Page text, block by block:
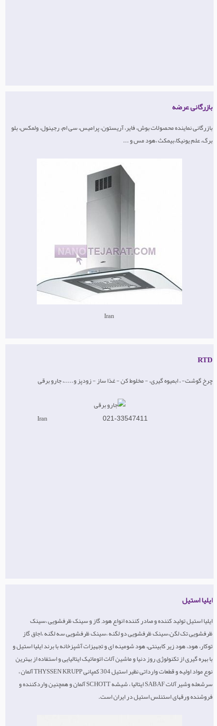
بازرگانی عرضه
بازرگانی نماینده محصولات بوش، فایر، آریستون، پرامیس، سی ام، رجینول، ولمکس، بلو
برگ، علم یونیکا،بیمکث ،هود مس و ...
Iran
RTD
چرخ گوشت- ، ابمیوه گیری، - مخلوط کن - غذا ساز - زودپز و.....، جارو برقی
Iran 021-33547411
ایلیا استیل
ایلیا استیل تولید کننده و صادر کننده انواع هود, گاز و سینک ظرفشویی ،سینک
ظرفشویی تک لگن،سینک ظرفشویی دو لگنه ،سینک ظرفشویی سه لگنه ،اجاق گاز
توکار، هود، هود زیر کابینتی، هود شومینه ای و تجهیزات آشپزخانه با برند ایلیا استیل و
با بهره گیری از تکنولوژی روز دنیا و ماشین آلات اتوماتیک ایتالیایی و استفاده از بهترین
نوع مواد اولیه و قطعات وارداتی نظیر استیل 304 کمپانی THYSSEN KRUPP آلمان ،
سرشعله وشیر آلات SABAF ایتالیا ، شیشه SCHOTT آلمان و همچنین واردکننده و
فروشنده ورقهای استنلس استیل در ایران است.